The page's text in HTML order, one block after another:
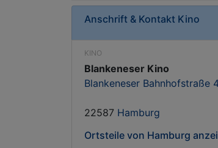
Anschrift & Kontakt Kino
KINO
Blankeneser Kino
Blankeneser Bahnhofstraße
22587 Hamburg
Ortsteile von Hamburg